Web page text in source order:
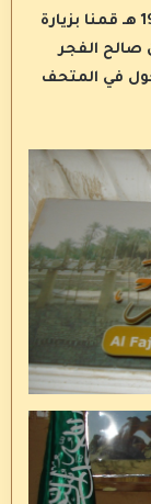
ضمن رحلة شمال المملكة بتاريخ 19/8/1432 هـ قمنا بزيارة
صالح الفجر
في المتحف